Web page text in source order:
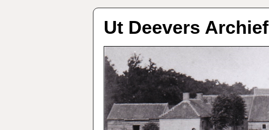
Ut Deevers Archief